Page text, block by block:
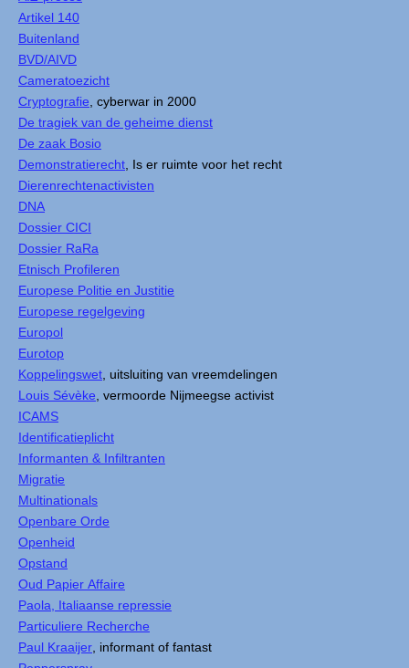
Artikel 140
Buitenland
BVD/AIVD
Cameratoezicht
Cryptografie , cyberwar in 2000
De tragiek van de geheime dienst
De zaak Bosio
Demonstratierecht , Is er ruimte voor het recht
Dierenrechtenactivisten
DNA
Dossier CICI
Dossier RaRa
Etnisch Profileren
Europese Politie en Justitie
Europese regelgeving
Europol
Eurotop
Koppelingswet , uitsluiting van vreemdelingen
Louis Sévèke , vermoorde Nijmeegse activist
ICAMS
Identificatieplicht
Informanten & Infiltranten
Migratie
Multinationals
Openbare Orde
Openheid
Opstand
Oud Papier Affaire
Paola, Italiaanse repressie
Particuliere Recherche
Paul Kraaijer , informant of fantast